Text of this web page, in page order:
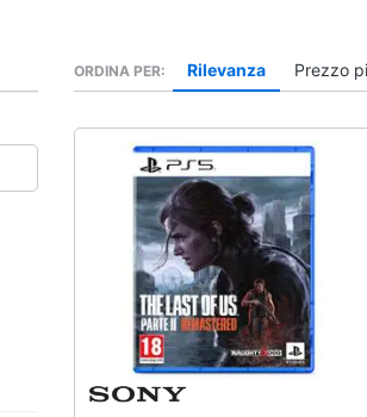
Vedi tutti
Xbox
Xbox series x
Xbox one
Console Xbox One
Giochi xbox one
Vedi tutti
ORDINA PER Rilevanza Prezzo